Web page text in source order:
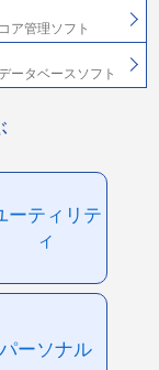
ア管理ソフト
ータベースソフト
ーティリテ
ィ
パーソナル